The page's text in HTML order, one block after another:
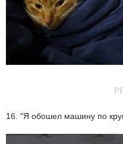
16. "Я обошел машину по